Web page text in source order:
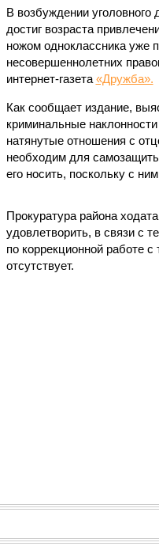
В возбуждении уголовного
достиг возраста
ножом одноклассника уже
несовершеннолетних
интернет-газета «Дружба».
Как сообщает издание,
криминальные
натянутые отношения с
необходим для
его носить, поскольку с
Прокуратура района
удовлетворить, в связи с
по коррекционной работе
отсутствует.